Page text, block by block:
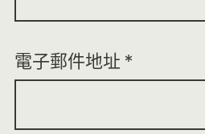
電子郵件地址 *